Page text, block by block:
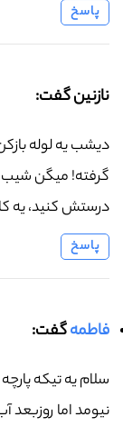
پاسخ
نازنین گفت:
دیشب یه لوله
گرفته! میگن شیب
درستش کنید، یه
پاسخ
فاطمهگفت:
سلام یه تیکه
نیومد اما روزبعد